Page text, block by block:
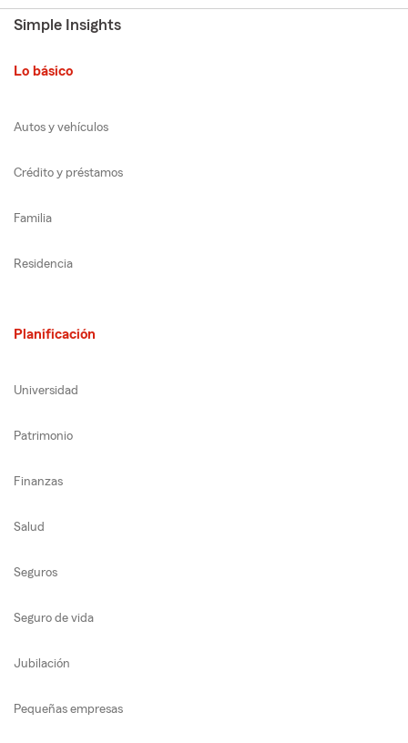
Simple Insights
Lo básico
Autos y vehículos
Crédito y préstamos
Familia
Residencia
Planificación
Universidad
Patrimonio
Finanzas
Salud
Seguros
Seguro de vida
Jubilación
Pequeñas empresas